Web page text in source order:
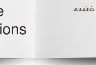
actualités